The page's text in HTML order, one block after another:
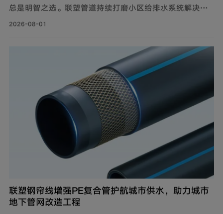
总是明智之选。联塑管道持续打磨小区给排水系统解决方
案，推出仿生抗垢系列家装PE-RT采暖管，既满足家庭冬
2026-08-01
联塑钢帘线增强PE复合管护航城市供水，助力城市
地下管网改造工程